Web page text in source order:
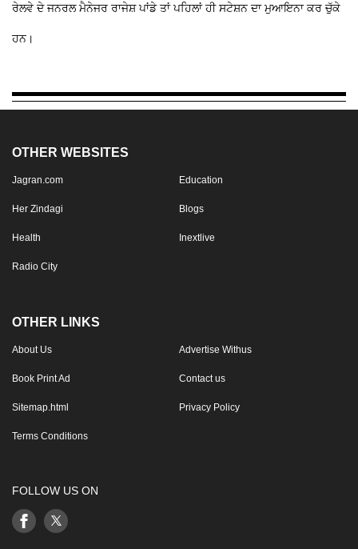
ਰੇਲਵੇ ਦੇ ਜਨਰਲ ਮੈਨੇਜਰ ਰਾਜੇਸ਼ ਪਾਂਡੇ ਤਾਂ ਪਹਿਲਾਂ ਹੀ ਸਟੇਸ਼ਨ ਦਾ ਮੁਆਇਨਾ ਕਰ ਚੁੱਕੇ
ਹਨ।
OTHER WEBSITES
Jagran.com Education
Her Zindagi Blogs
Health Inextlive
Radio City
OTHER LINKS
About Us Advertise Withus
Book Print Ad Contact us
Sitemap.html Privacy Policy
Terms Conditions
FOLLOW US ON